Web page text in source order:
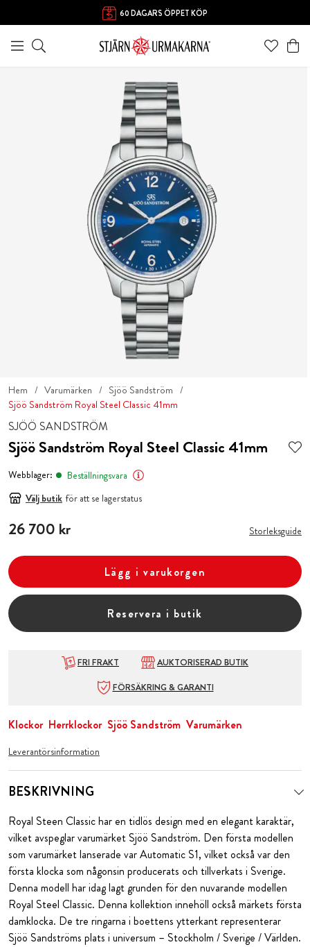
60 DAGARS ÖPPET KÖP
Hem Varumärken
Sjöö Sandström
Sjöö Sandström Royal Steel Classic 41mm
SJÖÖ SANDSTRÖM
Sjöö Sandström Royal Steel Classic 41mm
Webblager:
Beställningsvara
Välj butik för att se lagerstatus
Pris :26 700 kr
26 700 kr Storleksguide
Lägg i varukorgen
Reservera i butik
FRI FRAKT
AUKTORISERAD BUTIK
FÖRSÄKRING & GARANTI
Klockor Herrklockor Sjöö Sandström Varumärken
Leverantörsinformation
BESKRIVNING
Royal Steen Classic har en tidlös design med en elegant karaktär,
vilket avspeglar varumärket Sjöö Sandström. Den första modellen
som varumärket lanserade varAutomatic S1, vilket också var den
första klocka som någonsin producerats och tillverkats i Sverige.
Denna modell har idag lagt grunden för den nuvarande modellen
Royal Steel Classic. Denna kollektion innehöll också märkets första
damklocka. De tre ringarna i boettens ytterkant representerar
Sjöö Sandströms plats i universum – Stockholm / Sverige / Världen.